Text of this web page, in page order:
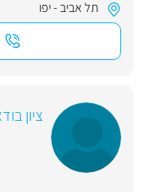
תל אביב - יפו
ציון